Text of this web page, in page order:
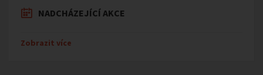
NADCHÁZEJÍCÍ AKCE
Zobrazit více